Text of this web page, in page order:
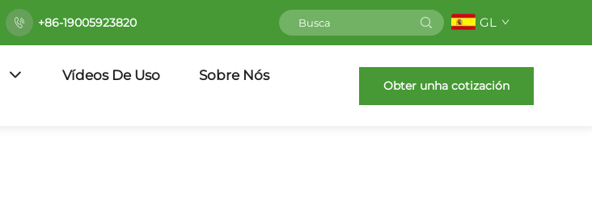
+86-19005923820 GL
Vídeos De Uso
Sobre Nós
Obter unha cotización